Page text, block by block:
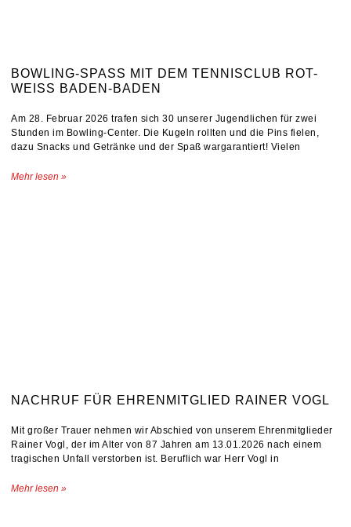
BOWLING-SPASS MIT DEM TENNISCLUB ROT-W
EISS BADEN-BADEN
Am 28. Februar 2026 trafen sich 30 unserer Jugendlichen für zwei
Stunden im Bowling-Center. Die Kugeln rollten und die Pins fielen,
dazu Snacks und Getränke und der Spaß wargarantiert! Vielen
Mehr lesen »
NACHRUF FÜR EHRENMITGLIED RAINER VOGL
Mit großer Trauer nehmen wir Abschied von unserem Ehrenmitglieder
Rainer Vogl, der im Alter von 87 Jahren am 13.01.2026 nach einem
tragischen Unfall verstorben ist. Beruflich war Herr Vogl in
Mehr lesen »